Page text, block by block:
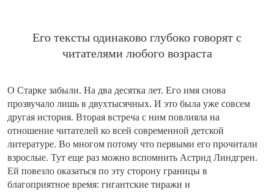
Его тексты одинаково глубоко говорят с
читателями любого возраста
О Старке забыли. На два десятка лет. Его имя снова
прозвучало лишь в двухтысячных. И это была уже совсем
другая история. Вторая встреча с ним повлияла на
отношение читателей ко всей современной детской
литературе. Во многом потому что первыми его прочитали
взрослые. Тут еще раз можно вспомнить Астрид Линдгрен.
Ей повезло оказаться по эту сторону границы в
благоприятное время: гигантские тиражи и